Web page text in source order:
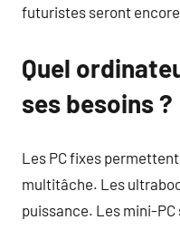
futuristes seront
Quel
ses besoins ?
Les PC fixes
multitâche. Les
puissance. Les mini-